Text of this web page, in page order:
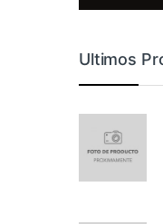
Ultimos